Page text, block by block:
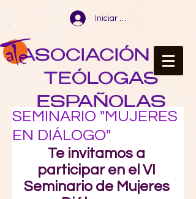
Iniciar sesión
ASOCIACIÓN DE
TEÓLOGAS
ESPAÑOLAS
SEMINARIO "MUJERES
EN DIÁLOGO"
Te invitamos a
participar en el VI
Seminario de Mujeres